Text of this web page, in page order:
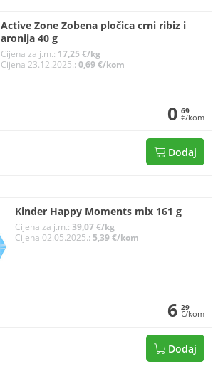
Active Zone Zobena pločica crni ribiz i
aronija 40 g
Cijena za j.m.: 17,25 €/kg
Cijena 23.12.2025.: 0,69 €/kom
0 69
€/kom
Dodaj
Kinder Happy Moments mix 161 g
Cijena za j.m.: 39,07 €/kg
Cijena 02.05.2025.: 5,39 €/kom
6 29
€/kom
Dodaj